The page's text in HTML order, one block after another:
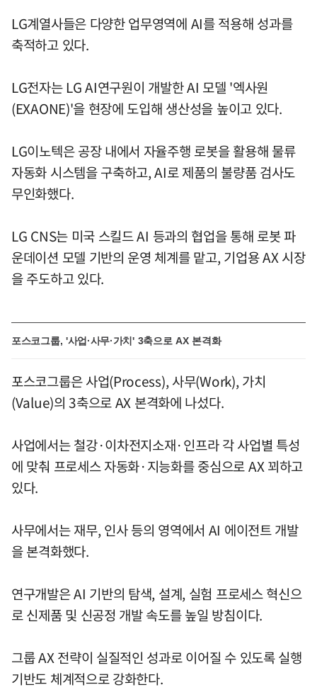
LG계열사들은 다양한 업무영역에 AI를 적용해 성과를
축적하고 있다.
LG전자는 LG AI연구원이 개발한 AI 모델 '엑사원
(EXAONE)'을 현장에 도입해 생산성을 높이고 있다.
LG이노텍은 공장 내에서 자율주행 로봇을 활용해 물류
자동화 시스템을 구축하고, AI로 제품의 불량품 검사도
무인화했다.
LG CNS는 미국 스킬드 AI 등과의 협업을 통해 로봇 파
운데이션 모델 기반의 운영 체계를 맡고, 기업용 AX 시장
을 주도하고 있다.
포스코그룹, '사업·사무·가치' 3축으로 AX 본격화
포스코그룹은 사업(Process), 사무(Work), 가치
(Value)의 3축으로 AX 본격화에 나섰다.
사업에서는 철강·이차전지소재·인프라 각 사업별 특성
에 맞춰 프로세스 자동화·지능화를 중심으로 AX 꾀하고
있다.
사무에서는 재무, 인사 등의 영역에서 AI 에이전트 개발
을 본격화했다.
연구개발은 AI 기반의 탐색, 설계, 실험 프로세스 혁신으
로 신제품 및 신공정 개발 속도를 높일 방침이다.
그룹 AX 전략이 실질적인 성과로 이어질 수 있도록 실행
기반도 체계적으로 강화한다.